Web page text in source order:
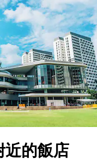
近的飯店